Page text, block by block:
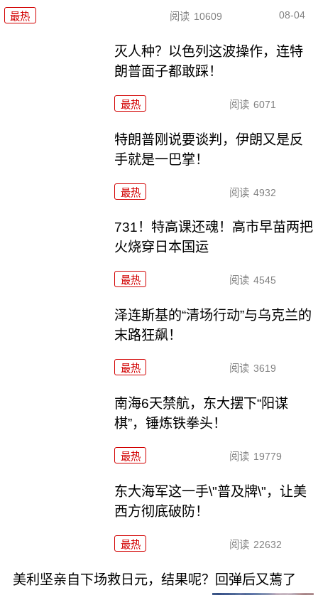
最热 阅读 10609 08-04
灭人种？以色列这波操作，连特
朗普面子都敢踩！
最热 阅读 6071
特朗普刚说要谈判，伊朗又是反
手就是一巴掌！
最热 阅读 4932
731！特高课还魂！高市早苗两把
火烧穿日本国运
最热 阅读 4545
泽连斯基的“清场行动”与乌克兰的
末路狂飙！
最热 阅读 3619
南海6天禁航，东大摆下“阳谋
棋”，锤炼铁拳头！
最热 阅读 19779
东大海军这一手\"普及牌\"，让美
西方彻底破防！
最热 阅读 22632
美利坚亲自下场救日元，结果呢？回弹后又蔫了